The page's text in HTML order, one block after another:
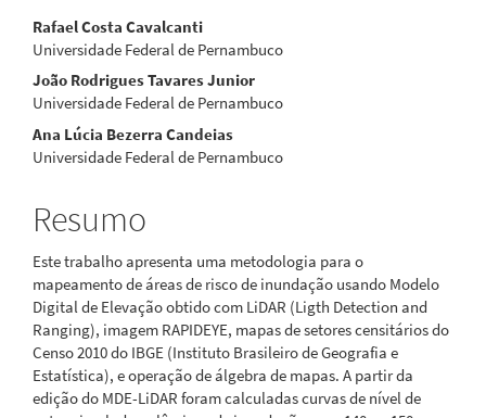
Conteúdo
do
artigo
principal
Rafael Costa Cavalcanti
Universidade Federal de Pernambuco
João Rodrigues Tavares Junior
Universidade Federal de Pernambuco
Ana Lúcia Bezerra Candeias
Universidade Federal de Pernambuco
Resumo
Este trabalho apresenta uma metodologia para o
mapeamento de áreas de risco de inundação usando Modelo
Digital de Elevação obtido com LiDAR (Ligth Detection and
Ranging), imagem RAPIDEYE, mapas de setores censitários do
Censo 2010 do IBGE (Instituto Brasileiro de Geografia e
Estatística), e operação de álgebra de mapas. A partir da
edição do MDE-LiDAR foram calculadas curvas de nível de